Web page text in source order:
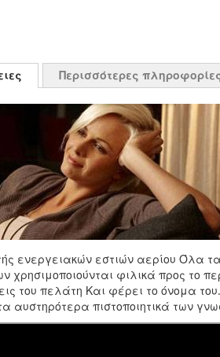
ενεργειακών εστιών αερίου Όλα
φιλικά προς το
του πελάτη Και φέρει το όνομα
πιστοποιητικά των
Περισσότερες